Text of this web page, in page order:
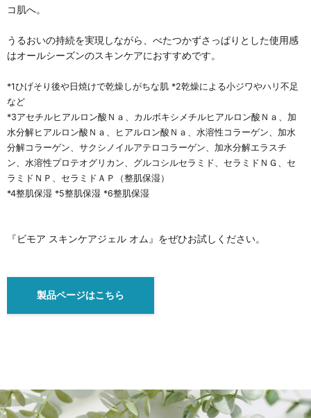
コ肌へ。
うるおいの持続を実現しながら、べたつかずさっぱりとした使用感
はオールシーズンのスキンケアにおすすめです。
*1ひげそり後や日焼けで乾燥しがちな肌 *2乾燥による小ジワやハリ不足
など
*3アセチルヒアルロン酸Ｎａ、カルボキシメチルヒアルロン酸Ｎａ、加
水分解ヒアルロン酸Ｎａ、ヒアルロン酸Ｎａ、水溶性コラーゲン、加水
分解コラーゲン、サクシノイルアテロコラーゲン、加水分解エラスチ
ン、水溶性プロテオグリカン、グルコシルセラミド、セラミドＮＧ、セ
ラミドＮＰ、セラミドＡＰ（整肌保湿）
*4整肌保湿 *5整肌保湿 *6整肌保湿
『ビモア スキンケアジェル オム』をぜひお試しください。
製品ページはこちら